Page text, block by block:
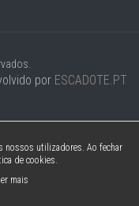
por ESCADOTE.PT
nossos utilizadores. Ao fechar
de cookies.
mais